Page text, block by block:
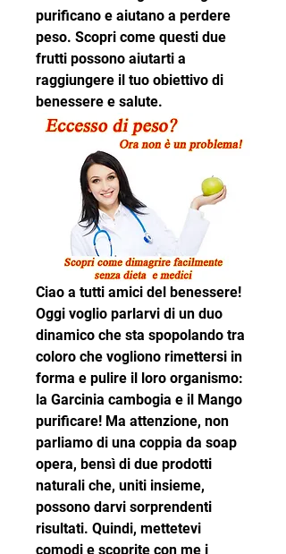
purificano e aiutano a perdere
peso. Scopri come questi due
frutti possono aiutarti a
raggiungere il tuo obiettivo di
benessere e salute.
Ciao a tutti amici del benessere!
Oggi voglio parlarvi di un duo
dinamico che sta spopolando tra
coloro che vogliono rimettersi in
forma e pulire il loro organismo:
la Garcinia cambogia e il Mango
purificare! Ma attenzione, non
parliamo di una coppia da soap
opera, bensì di due prodotti
naturali che, uniti insieme,
possono darvi sorprendenti
risultati. Quindi, mettetevi
comodi e scoprite con me i